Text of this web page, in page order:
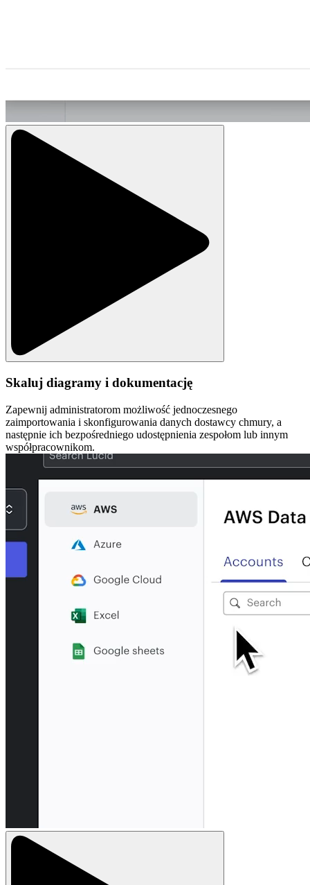
Skaluj diagramy i dokumentację
Zapewnij administratorom możliwość jednoczesnego
zaimportowania i skonfigurowania danych dostawcy chmury, a
następnie ich bezpośredniego udostępnienia zespołom lub innym
współpracownikom.